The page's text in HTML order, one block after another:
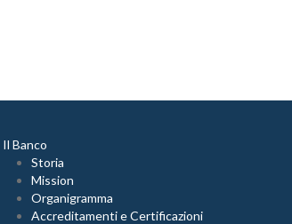
Il Banco
Storia
Mission
Organigramma
Accreditamenti e Certificazioni